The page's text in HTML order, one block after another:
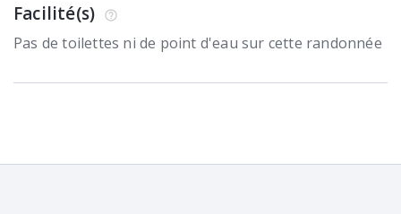
Facilité(s)
Pas de toilettes ni de point d'eau sur cette randonnée